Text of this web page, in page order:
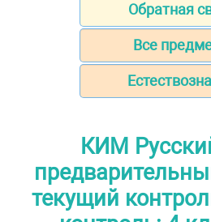
Обратная
Все
КИМ
текущий